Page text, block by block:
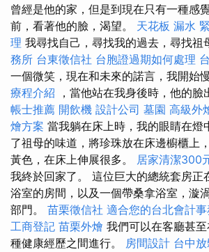
曾經是他的家，但是到現在只有一種感
前，看著他的臉，渴望。 天花板 漏水
理 我尋找自己，尋找我的過去，尋找祖
務所 台東徵信社 台胞證過期如何處理
一個微笑，現在和未來的諾言，我開始
療程介紹
，當他站在我身後時，他的臉
帳士推薦 開飲機 設計公司 墓園 高級外
燴方案 當我躺在床上時，我的眼睛在燈
了祖母的味道，將珍珠放在床邊櫥櫃上
黃色，在床上伸展很多。 居家清潔300
我終於回家了。 這位巨大的總統套房正
浴室的房間，以及一個帶桑拿浴室，漩
部門。 苗栗徵信社 適合您的台北會計
工商登記 苗栗外燴 我們可以在客廳甚
種健康經歷之間進行。 房間設計 台中